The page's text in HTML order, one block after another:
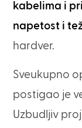
kabelima i
napetost i
hardver.
Sveukupno
postigao je
Uzbudljiv